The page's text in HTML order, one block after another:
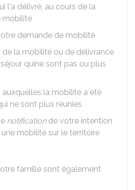
l'a délivré, au cours de la
mobilité
demande de mobilité
de la mobilité ou de délivrance
quine sont pas ou plus
auxquelles la mobilité a été
ne sont plus réunies
notificationde votre intention
mobilité sur le territoire
famille sont également